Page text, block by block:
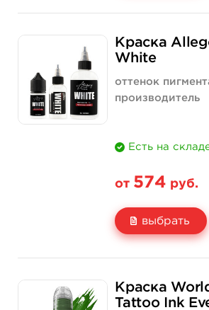
Количество
900 руб.
купить
Краска
White
оттенок
производитель
Есть на
от 574 руб.
выбрать
574 руб.
Краска
Tattoo Ink